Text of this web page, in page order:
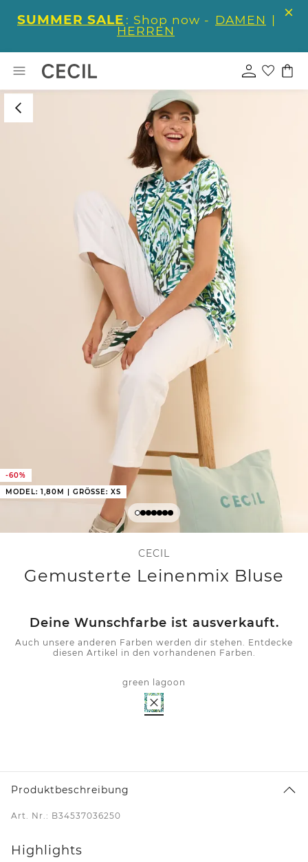
SUMMER SALE : Shop now - DAMEN |
HERREN
-60%
MODEL: 1,80M | GRÖSSE: XS
CECIL
Gemusterte Leinenmix Bluse
Deine Wunschfarbe ist ausverkauft.
Auch unsere anderen Farben werden dir stehen. Entdecke
diesen Artikel in den vorhandenen Farben.
green lagoon
Produktbeschreibung
Art. Nr.: B34537036250
Highlights